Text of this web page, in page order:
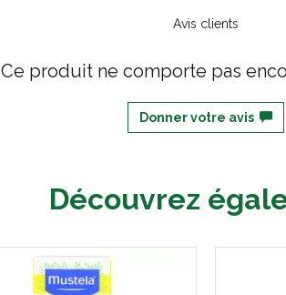
Avis clients
Ce produit ne comporte pas
Donner votre avis
Découvrez